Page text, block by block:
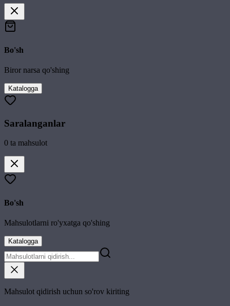
Bo'sh
Biror narsa qo'shing
Katalogga
Saralanganlar
0 ta mahsulot
Bo'sh
Mahsulotlarni ro'yxatga qo'shing
Katalogga
Mahsulot qidirish uchun so'rov kiriting